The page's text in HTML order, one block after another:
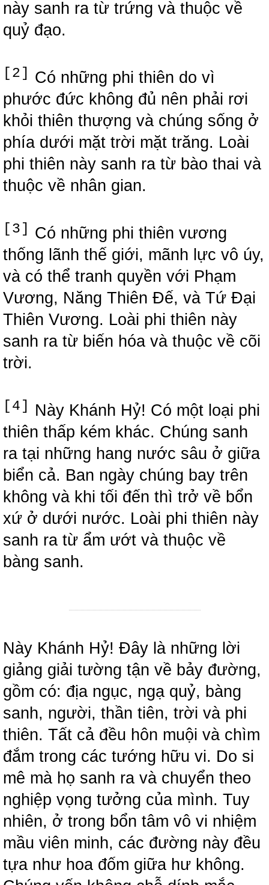
này sanh ra từ trứng và thuộc về
quỷ đạo.
[2]
Có những phi thiên do vì
phước đức không đủ nên phải rơi
khỏi thiên thượng và chúng sống ở
phía dưới mặt trời mặt trăng. Loài
phi thiên này sanh ra từ bào thai và
thuộc về nhân gian.
[3]
Có những phi thiên vương
thống lãnh thế giới, mãnh lực vô úy,
và có thể tranh quyền với Phạm
Vương, Năng Thiên Đế, và Tứ Đại
Thiên Vương. Loài phi thiên này
sanh ra từ biến hóa và thuộc về cõi
trời.
[4]
Này Khánh Hỷ! Có một loại phi
thiên thấp kém khác. Chúng sanh
ra tại những hang nước sâu ở giữa
biển cả. Ban ngày chúng bay trên
không và khi tối đến thì trở về bổn
xứ ở dưới nước. Loài phi thiên này
sanh ra từ ẩm ướt và thuộc về
bàng sanh.
Này Khánh Hỷ! Đây là những lời
giảng giải tường tận về bảy đường,
gồm có: địa ngục, ngạ quỷ, bàng
sanh, người, thần tiên, trời và phi
thiên. Tất cả đều hôn muội và chìm
đắm trong các tướng hữu vi. Do si
mê mà họ sanh ra và chuyển theo
nghiệp vọng tưởng của mình. Tuy
nhiên, ở trong bổn tâm vô vi nhiệm
mầu viên minh, các đường này đều
tựa như hoa đốm giữa hư không.